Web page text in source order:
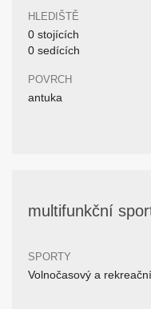
HLEDIŠTĚ
0 stojících
0 sedících
POVRCH
antuka
multifunkční
SPORTY
Volnočasový a